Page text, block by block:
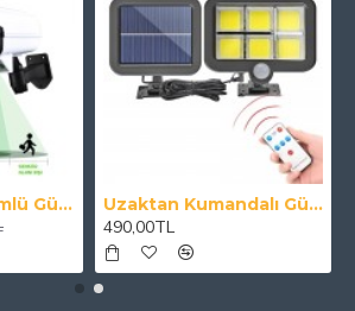
Kamera Görünümlü Güneş Panelli Lamba Hareket Sensörlü Uzaktan Kumandalı Solar Bahçe Lambası Uzaktan Kumandalı Güneş Enerjili 120 Ledli Duvar Lambası Harici Panelli Solar Lamba
490,00TL